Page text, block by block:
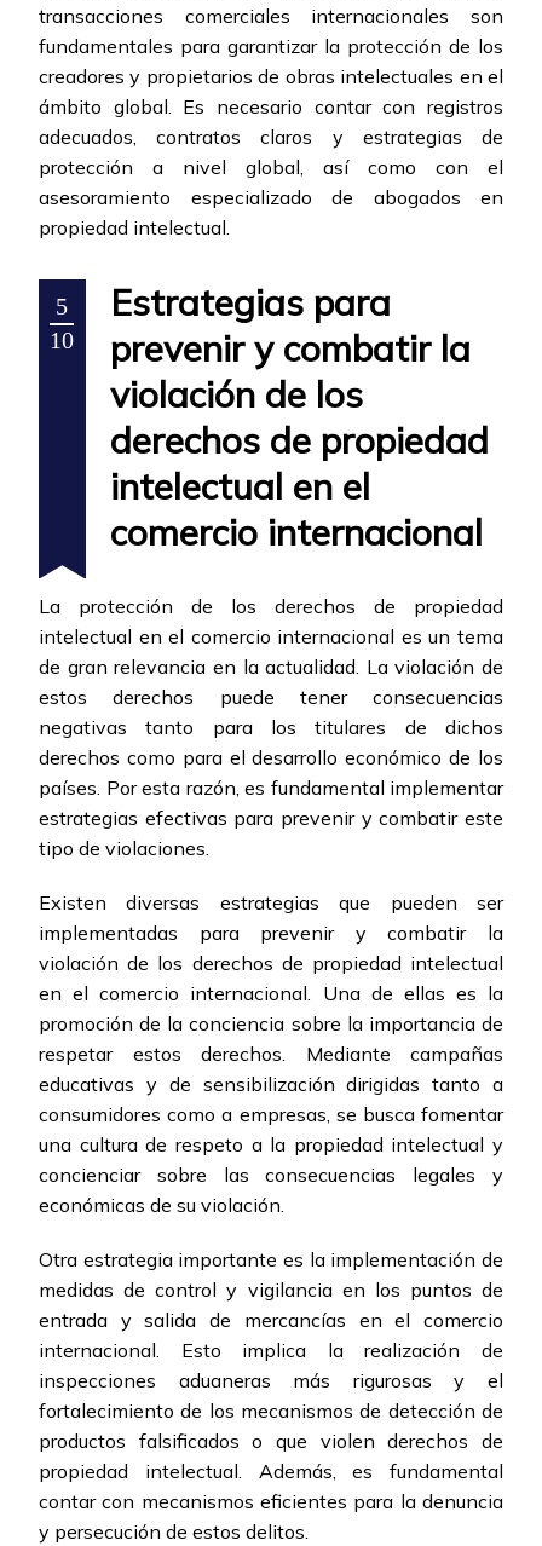
transacciones comerciales internacionales son
fundamentales para garantizar la protección de los
creadores y propietarios de obras intelectuales en el
ámbito global. Es necesario contar con registros
adecuados, contratos claros y estrategias de
protección a nivel global, así como con el
asesoramiento especializado de abogados en
propiedad intelectual.
5
10
Estrategias para
prevenir y combatir la
violación de los
derechos de propiedad
intelectual en el
comercio internacional
La protección de los derechos de propiedad
intelectual en el comercio internacional es un tema
de gran relevancia en la actualidad. La violación de
estos derechos puede tener consecuencias
negativas tanto para los titulares de dichos
derechos como para el desarrollo económico de los
países. Por esta razón, es fundamental implementar
estrategias efectivas para prevenir y combatir este
tipo de violaciones.
Existen diversas estrategias que pueden ser
implementadas para prevenir y combatir la
violación de los derechos de propiedad intelectual
en el comercio internacional. Una de ellas es la
promoción de la conciencia sobre la importancia de
respetar estos derechos. Mediante campañas
educativas y de sensibilización dirigidas tanto a
consumidores como a empresas, se busca fomentar
una cultura de respeto a la propiedad intelectual y
concienciar sobre las consecuencias legales y
económicas de su violación.
Otra estrategia importante es la implementación de
medidas de control y vigilancia en los puntos de
entrada y salida de mercancías en el comercio
internacional. Esto implica la realización de
inspecciones aduaneras más rigurosas y el
fortalecimiento de los mecanismos de detección de
productos falsificados o que violen derechos de
propiedad intelectual. Además, es fundamental
contar con mecanismos eficientes para la denuncia
y persecución de estos delitos.